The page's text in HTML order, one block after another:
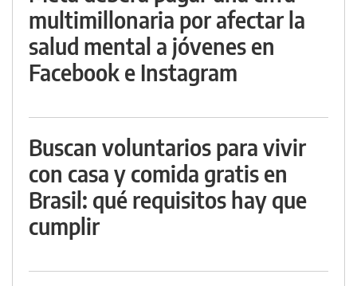
multimillonaria por afectar la
salud mental a jóvenes en
Facebook e Instagram
Buscan voluntarios para vivir
con casa y comida gratis en
Brasil: qué requisitos hay que
cumplir